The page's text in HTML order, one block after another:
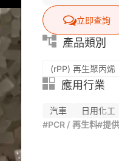
立即查詢
產品類別
(rPP) 再生聚丙烯
應用行業
汽車 日用化工
#PCR / 再生料#提